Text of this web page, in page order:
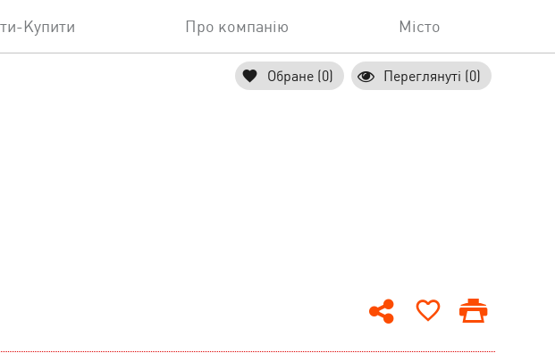
Купити Про компанію Місто
Обране (0) Переглянуті (0)